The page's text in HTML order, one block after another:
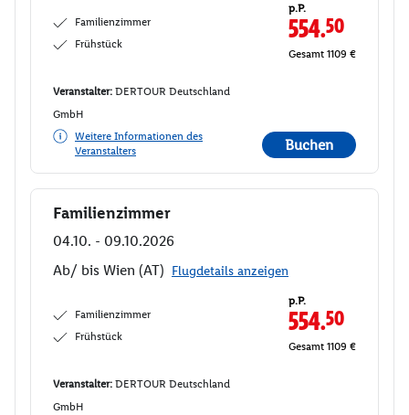
Familienzimmer
Frühstück
p.P.
554.50
Gesamt 1109 €
Veranstalter: DERTOUR Deutschland
GmbH
Weitere Informationen des
Veranstalters
Buchen
Buchen
Familienzimmer
04.10. - 09.10.2026
Ab/ bis Wien (AT) Flugdetails anzeigen
Familienzimmer
Frühstück
p.P.
554.50
Gesamt 1109 €
Veranstalter: DERTOUR Deutschland
GmbH